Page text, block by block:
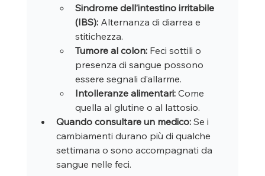
Sindrome dell’intestino irritabile
(IBS): Alternanza di diarrea e
stitichezza.
Tumore al colon: Feci sottili o
presenza di sangue possono
essere segnali d’allarme.
Intolleranze alimentari: Come
quella al glutine o al lattosio.
Quando consultare un medico: Se i
cambiamenti durano più di qualche
settimana o sono accompagnati da
sangue nelle feci.